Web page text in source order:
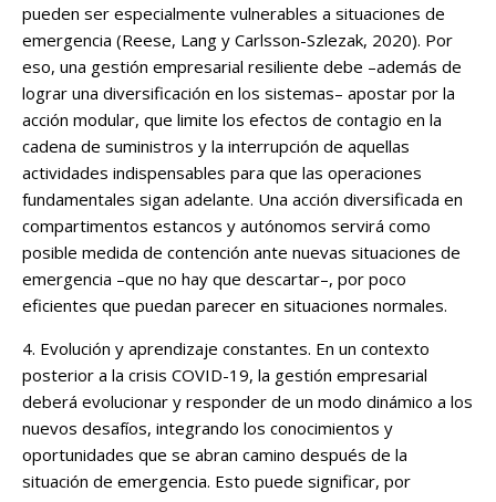
pueden ser especialmente vulnerables a situaciones de
emergencia (Reese, Lang y Carlsson-Szlezak, 2020). Por
eso, una gestión empresarial resiliente debe –además de
lograr una diversificación en los sistemas– apostar por la
acción modular, que limite los efectos de contagio en la
cadena de suministros y la interrupción de aquellas
actividades indispensables para que las operaciones
fundamentales sigan adelante. Una acción diversificada en
compartimentos estancos y autónomos servirá como
posible medida de contención ante nuevas situaciones de
emergencia –que no hay que descartar–, por poco
eficientes que puedan parecer en situaciones normales.
4. Evolución y aprendizaje constantes. En un contexto
posterior a la crisis COVID-19, la gestión empresarial
deberá evolucionar y responder de un modo dinámico a los
nuevos desafíos, integrando los conocimientos y
oportunidades que se abran camino después de la
situación de emergencia. Esto puede significar, por